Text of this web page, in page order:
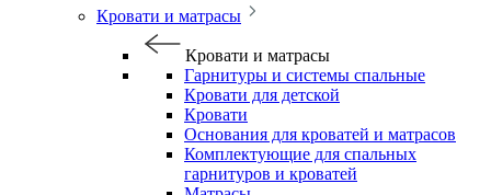
Кровати и матрасы
Кровати и матрасы
Гарнитуры и системы спальные
Кровати для детской
Кровати
Основания для кроватей и матрасов
Комплектующие для спальных
гарнитуров и кроватей